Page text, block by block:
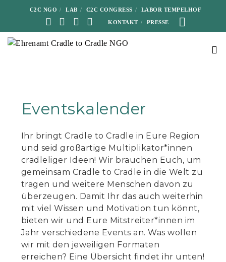
C2C NGO LAB C2C CONGRESS LABOR TEMPELHOF
KONTAKT PRESSE
Eventskalender
Ihr bringt Cradle to Cradle in Eure Region
und seid großartige Multiplikator*innen
cradleliger Ideen! Wir brauchen Euch, um
gemeinsam Cradle to Cradle in die Welt zu
tragen und weitere Menschen davon zu
überzeugen. Damit Ihr das auch weiterhin
mit viel Wissen und Motivation tun könnt,
bieten wir und Eure Mitstreiter*innen im
Jahr verschiedene Events an. Was wollen
wir mit den jeweiligen Formaten
erreichen? Eine Übersicht findet ihr unten!